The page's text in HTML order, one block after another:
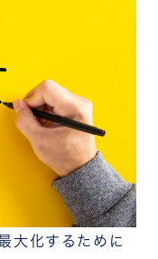
大化するために